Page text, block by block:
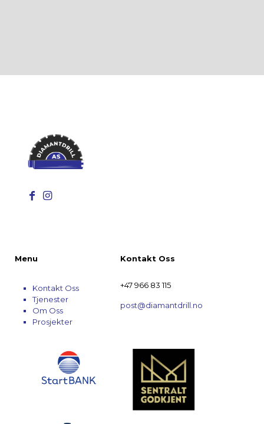
Menu
Kontakt Oss
Tjenester
Om Oss
Prosjekter
Kontakt Oss
+47 966 83 115
post@diamantdrill.no